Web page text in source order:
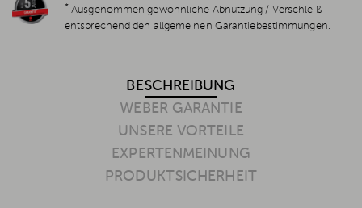
* Ausgenommen gewöhnliche Abnutzung / Verschleiß
entsprechend den allgemeinen Garantiebestimmungen.
BESCHREIBUNG
WEBER GARANTIE
UNSERE VORTEILE
EXPERTENMEINUNG
PRODUKTSICHERHEIT